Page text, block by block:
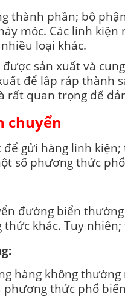
thành phần; bộ
móc. Các linh
loại khác.
sản xuất và
để lắp ráp thành
rất quan trọng để
chuyển
gửi hàng linh
số phương thức
đường biển
thức khác. Tuy
hàng không
thức phổ